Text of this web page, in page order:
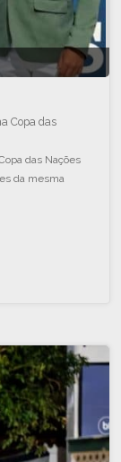
Copa das
das Nações
da mesma